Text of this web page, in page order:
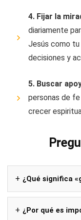
4. Fijar la
diariamente
Jesús como
decisiones y
5. Buscar
personas de
crecer
¿Qué significa
¿Por qué es